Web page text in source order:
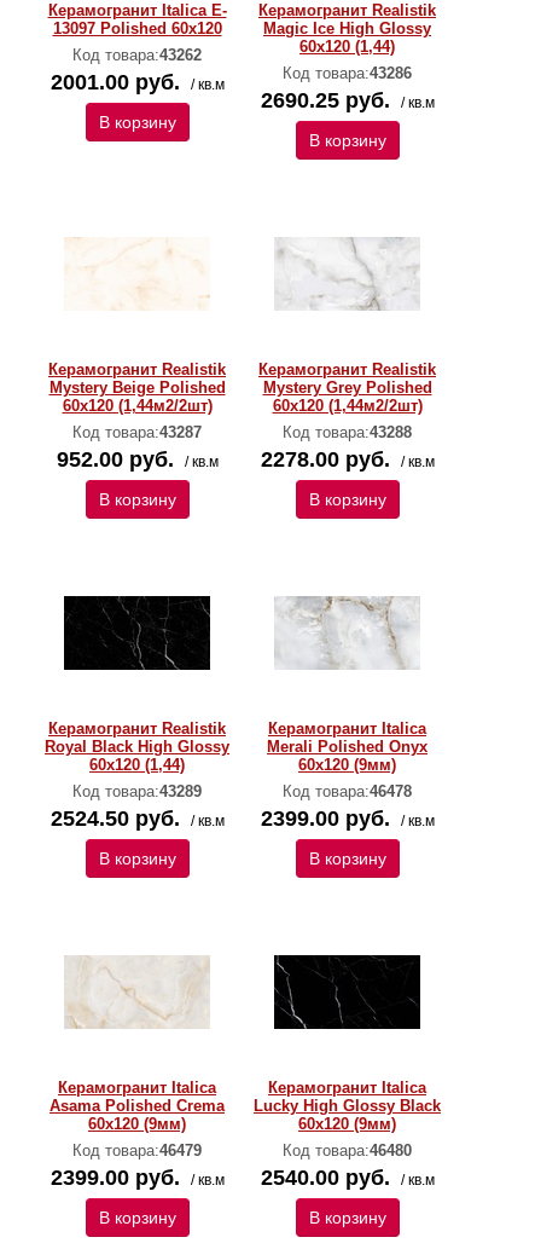
Керамогранит Italica E-
13097 Polished 60х120
Код товара:43262
2001.00 руб. / кв.м
В корзину
Керамогранит Realistik
Magic Ice High Glossy
60х120 (1,44)
Код товара:43286
2690.25 руб. / кв.м
В корзину
Керамогранит Realistik
Mystery Beige Polished
60х120 (1,44м2/2шт)
Код товара:43287
952.00 руб. / кв.м
В корзину
Керамогранит Realistik
Mystery Grey Polished
60х120 (1,44м2/2шт)
Код товара:43288
2278.00 руб. / кв.м
В корзину
Керамогранит Realistik
Royal Black High Glossy
60х120 (1,44)
Код товара:43289
2524.50 руб. / кв.м
В корзину
Керамогранит Italica
Merali Polished Onyx
60х120 (9мм)
Код товара:46478
2399.00 руб. / кв.м
В корзину
Керамогранит Italica
Asama Polished Crema
60х120 (9мм)
Код товара:46479
2399.00 руб. / кв.м
В корзину
Керамогранит Italica
Lucky High Glossy Black
60х120 (9мм)
Код товара:46480
2540.00 руб. / кв.м
В корзину